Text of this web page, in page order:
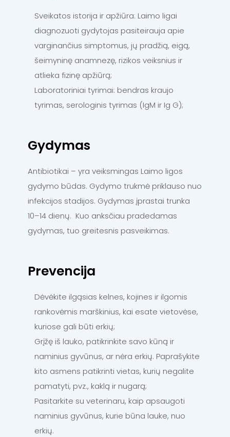
Sveikatos istorija ir apžiūra: Laimo ligai
diagnozuoti gydytojas pasiteirauja apie
varginančius simptomus, jų pradžią, eigą,
šeimyninę anamnezę, rizikos veiksnius ir
atlieka fizinę apžiūrą;
Laboratoriniai tyrimai: bendras kraujo
tyrimas, serologinis tyrimas (IgM ir Ig G);
Gydymas
Antibiotikai – yra veiksmingas Laimo ligos
gydymo būdas. Gydymo trukmė priklauso nuo
infekcijos stadijos. Gydymas įprastai trunka
10–14 dienų. Kuo anksčiau pradedamas
gydymas, tuo greitesnis pasveikimas.
Prevencija
Dėvėkite ilgąsias kelnes, kojines ir ilgomis
rankovėmis marškinius, kai esate vietovėse,
kuriose gali būti erkių;
Grįžę iš lauko, patikrinkite savo kūną ir
naminius gyvūnus, ar nėra erkių. Paprašykite
kito asmens patikrinti vietas, kurių negalite
pamatyti, pvz., kaklą ir nugarą;
Pasitarkite su veterinaru, kaip apsaugoti
naminius gyvūnus, kurie būna lauke, nuo
erkių.